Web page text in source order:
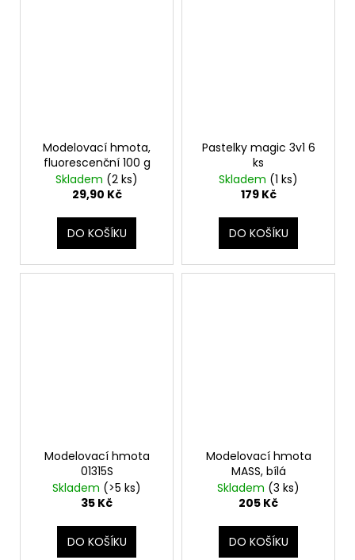
Modelovací hmota,
fluorescenční 100 g
Skladem (2 ks)
29,90 Kč
DO KOŠÍKU
Pastelky magic 3v1 6
ks
Skladem (1 ks)
179 Kč
DO KOŠÍKU
Modelovací hmota
01315S
Skladem (>5 ks)
35 Kč
DO KOŠÍKU
Modelovací hmota
MASS, bílá
Skladem (3 ks)
205 Kč
DO KOŠÍKU